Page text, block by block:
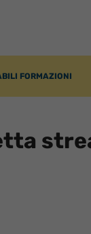
FORMAZIONI